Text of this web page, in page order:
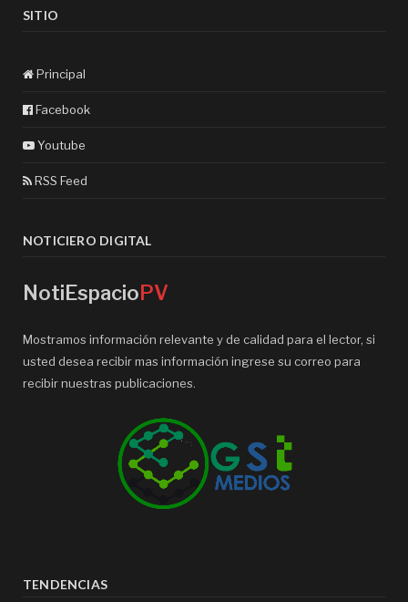
SITIO
Principal
Facebook
Youtube
RSS Feed
NOTICIERO DIGITAL
NotiEspacioPV
Mostramos información relevante y de calidad para el lector, si
usted desea recibir mas información ingrese su correo para
recibir nuestras publicaciones.
TENDENCIAS